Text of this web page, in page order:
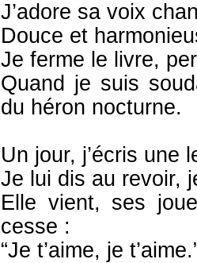
J’adore sa voix
Douce et
Je ferme le livre,
Quand je suis
du héron nocturne.
Un jour, j’écris une
Je lui dis au revoir,
Elle vient, ses
cesse :
“Je t’aime, je